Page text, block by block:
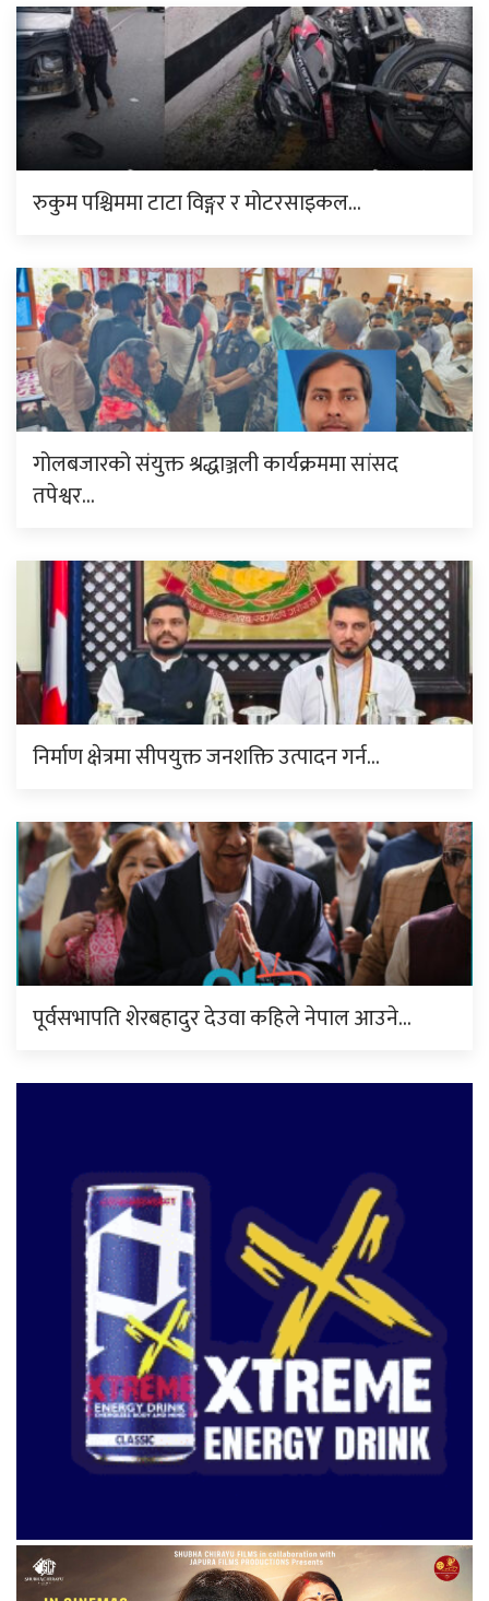
रुकुम पश्चिममा टाटा विङ्गर र मोटरसाइकल…
गोलबजारको संयुक्त श्रद्धाञ्जली कार्यक्रममा सांसद
तपेश्वर…
निर्माण क्षेत्रमा सीपयुक्त जनशक्ति उत्पादन गर्न…
पूर्वसभापति शेरबहादुर देउवा कहिले नेपाल आउने…